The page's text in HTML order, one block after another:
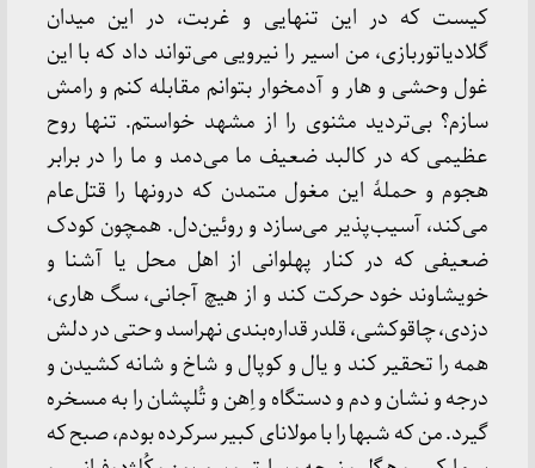
کیست که در این تنهایی و غربت، در این میدان
گلادیاتوربازی، من اسیر را نیرویی می‌تواند داد که با این
غول وحشی و هار و آدمخوار بتوانم مقابله کنم و رامش
سازم؟ بی‌تردید مثنوی را از مشهد خواستم. تنها روح
عظیمی که در کالبد ضعیف ما می‌دمد و ما را در برابر
هجوم و حملۀ این مغول متمدن که درونها را قتل‌عام
می‌کند، آسیب‌پذیر می‌سازد و روئین‌دل. همچون کودک
ضعیفی که در کنار پهلوانی از اهل محل یا آشنا و
خویشاوند خود حرکت کند و از هیچ آجانی، سگ هاری،
دزدی، چاقوکشی، قلدر قداره‌بندی نهراسد و حتی در دلش
همه را تحقیر کند و یال و کوپال و شاخ و شانه کشیدن و
درجه و نشان و دم و دستگاه و اِهن و تُلپشان را به مسخره
گیرد. من که شبها را با مولانای کبیر سرکرده بودم، صبح که